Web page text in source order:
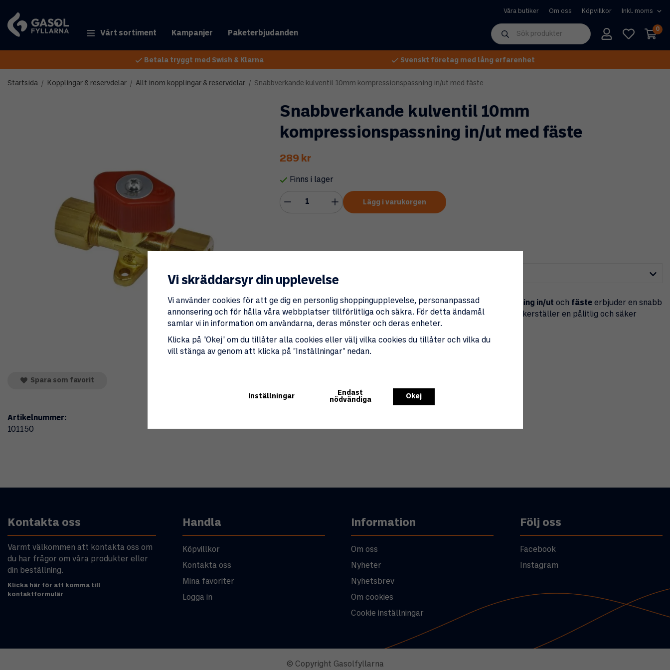
Vårt sortiment Kampanjer Paketerbjudanden
Våra butiker Om oss Köpvillkor
0
Betala tryggt med Swish & Klarna Svenskt företag med lång erfarenhet
Startsida / Kopplingar & reservdelar / Allt inom kopplingar & reservdelar / Snabbverkande kulventil 10mm kompressionspassning in/ut med fäste
Snabbverkande kulventil 10mm
kompressionspassning in/ut med fäste
289 kr
Finns i lager
Lägg i varukorgen
Lagerstatus i butik
Denna snabbverkande kulventil 10 mmmedkompressionspassning in/ut och fästeerbjuder en snabb
och effektiv lösning för att kontrollera flödet i dina system och säkerställer en pålitlig och säker
funktion.
Spara som favorit
Artikelnummer:
101150
Kontakta oss
Varmt välkommen att kontakta oss om
du har frågor om våra produkter eller
din beställning.
Klicka här för att komma till
kontaktformulär
Handla
Köpvillkor
Kontakta oss
Mina favoriter
Logga in
Information
Om oss
Nyheter
Nyhetsbrev
Om cookies
Cookie inställningar
Följ oss
Facebook
Instagram
© Copyright Gasolfyllarna
Vi skräddarsyr din upplevelse
Vi använder cookies för att ge dig en personlig shoppingupplevelse, personanpassad
annonsering och för hålla våra webbplatser tillförlitliga och säkra. För detta ändamål
samlar vi in information om användarna, deras mönster och deras enheter.
Klicka på "Okej" om du tillåter alla cookies eller välj vilka cookies du tillåter och vilka du
vill stänga av genom att klicka på "Inställningar" nedan.
Inställningar
Endast
nödvändiga
Okej